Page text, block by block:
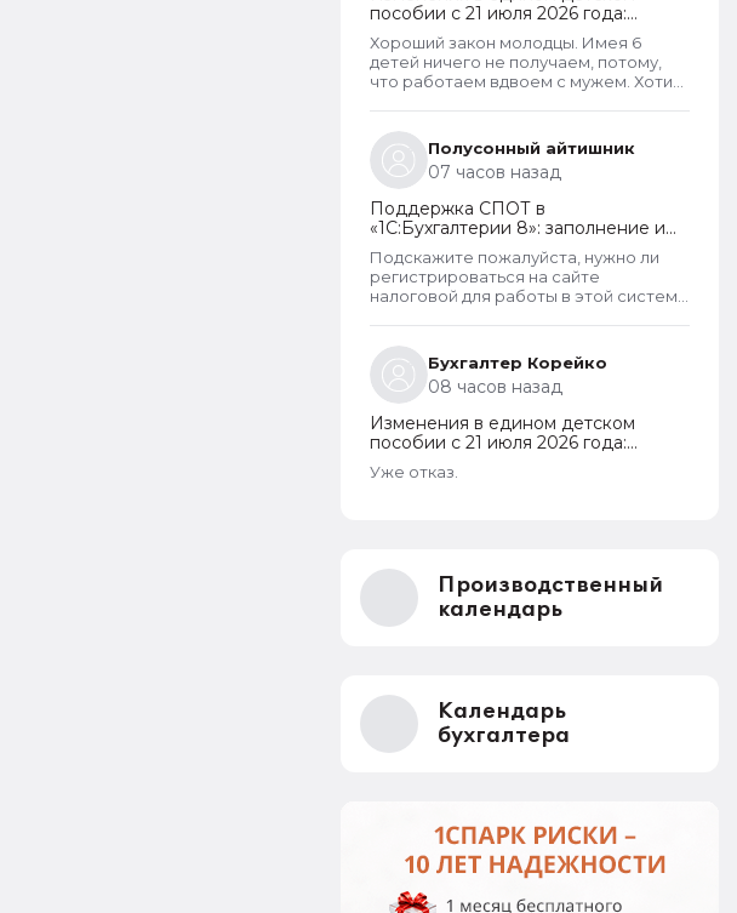
пособии с 21 июля 2026 года:
пересмотр правила нулевого
дохода и новый порядок
оформления пособий по месту
пребывания
Хороший закон молодцы. Имея 6
детей ничего не получаем, потому,
что работаем вдвоем с мужем. Хотим
наркаманы да лентяи которые сидят
на больничных и типо работают чтобы
получать пособия их все же
получают. Так что могу сказать что как
то не правельно распределены
критерии оценивания дохода.
Полусонный айтишник
07 часов назад
Поддержка СПОТ в
«1С:Бухгалтерии 8»: заполнение и
отправка ДОПП, уплата
обеспечительного платежа и
получение QR-кода
Подскажите пожалуйста, нужно ли
регистрироваться на сайте
налоговой для работы в этой системе
Бухгалтер Корейко
08 часов назад
Изменения в едином детском
пособии с 21 июля 2026 года:
пересмотр правила нулевого
дохода и новый порядок
Уже отказ.
Производственный
календарь
Календарь
бухгалтера